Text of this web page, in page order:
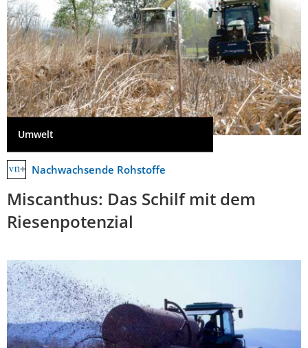
Umwelt
Nachwachsende Rohstoffe
Miscanthus: Das Schilf mit dem
Riesenpotenzial